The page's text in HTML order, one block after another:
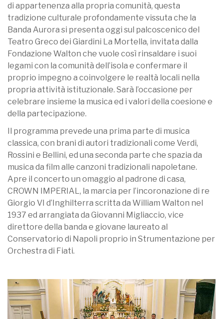
di appartenenza alla propria comunità, questa
tradizione culturale profondamente vissuta che la
Banda Aurora si presenta oggi sul palcoscenico del
Teatro Greco dei Giardini La Mortella, invitata dalla
Fondazione Walton che vuole così rinsaldare i suoi
legami con la comunità dell’isola e confermare il
proprio impegno a coinvolgere le realtà locali nella
propria attività istituzionale. Sarà l’occasione per
celebrare insieme la musica ed i valori della coesione e
della partecipazione.
Il programma prevede una prima parte di musica
classica, con brani di autori tradizionali come Verdi,
Rossini e Bellini, ed una seconda parte che spazia da
musica da film alle canzoni tradizionali napoletane.
Apre il concerto un omaggio al padrone di casa,
CROWN IMPERIAL, la marcia per l’incoronazione di re
Giorgio VI d’Inghilterra scritta da William Walton nel
1937 ed arrangiata da Giovanni Migliaccio, vice
direttore della banda e giovane laureato al
Conservatorio di Napoli proprio in Strumentazione per
Orchestra di Fiati.